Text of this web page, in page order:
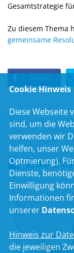
Gesamtstrategie
Zu diesem Thema
gemeinsame
Zur
Cookie Hinweis
Diese Webseite
sind, um die
verwenden wir
helfen, unser
Optmierung).
Dienste,
Einwilligung
Informationen
unserer
Hinweis zur
die jeweiligen